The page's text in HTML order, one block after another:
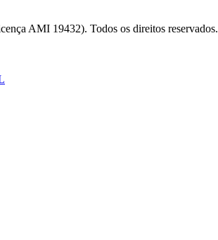
AMI 19432). Todos os direitos reservados.